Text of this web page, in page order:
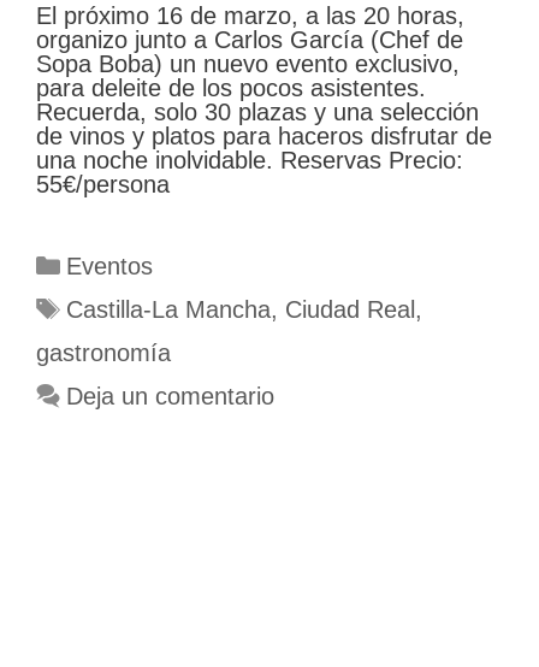
El próximo 16 de marzo, a las 20 horas,
organizo junto a Carlos García (Chef de
Sopa Boba) un nuevo evento exclusivo,
para deleite de los pocos asistentes.
Recuerda, solo 30 plazas y una selección
de vinos y platos para haceros disfrutar de
una noche inolvidable. Reservas Precio:
55€/persona
Categorías
Eventos
Etiquetas
Castilla-La Mancha, Ciudad Real ,
gastronomía
Deja un comentario